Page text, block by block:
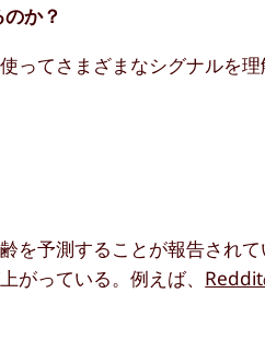
か？
ってさまざまなシグナルを
を予測することが報告され
がっている。例えば、